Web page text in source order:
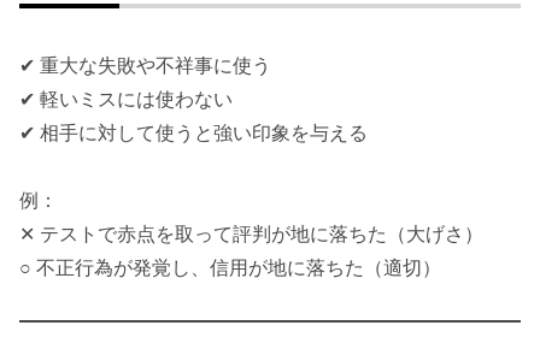
✔ 重大な失敗や不祥事に使う
✔ 軽いミスには使わない
✔ 相手に対して使うと強い印象を与える
例：
✕ テストで赤点を取って評判が地に落ちた（大げさ）
○ 不正行為が発覚し、信用が地に落ちた（適切）